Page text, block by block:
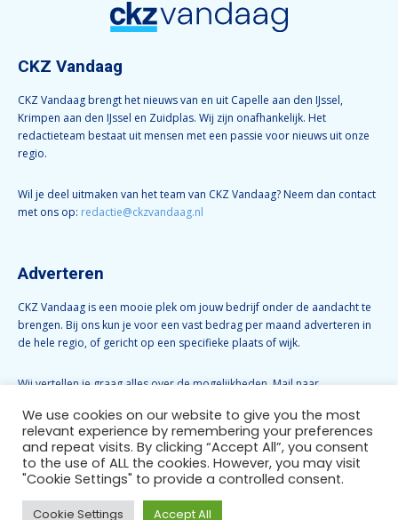
CKZ Vandaag
CKZ Vandaag brengt het nieuws van en uit Capelle aan den IJssel,
Krimpen aan den IJssel en Zuidplas. Wij zijn onafhankelijk. Het
redactieteam bestaat uit mensen met een passie voor nieuws uit onze
regio.
Wil je deel uitmaken van het team van CKZ Vandaag? Neem dan contact
met ons op: redactie@ckzvandaag.nl
Adverteren
CKZ Vandaag is een mooie plek om jouw bedrijf onder de aandacht te
brengen. Bij ons kun je voor een vast bedrag per maand adverteren in
de hele regio, of gericht op een specifieke plaats of wijk.
Wij vertellen je graag alles over de mogelijkheden. Mail naar
Volg CKZ Vandaag
We use cookies on our website to give you the most
relevant experience by remembering your preferences
and repeat visits. By clicking “Accept All”, you consent
to the use of ALL the cookies. However, you may visit
"Cookie Settings" to provide a controlled consent.
Cookie Settings Accept All